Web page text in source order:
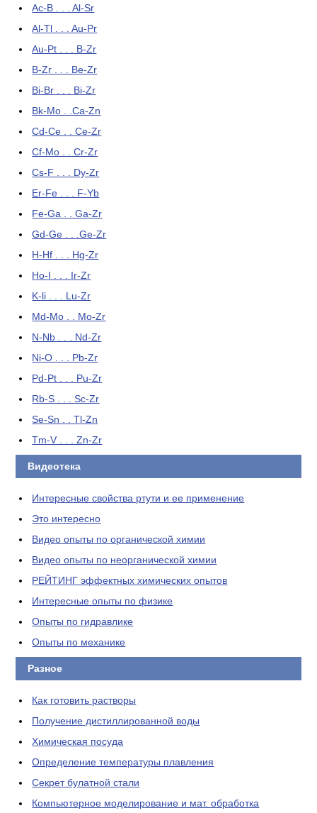
Ac-B . . . Al-Sr
Al-Tl . . . Au-Pr
Au-Pt . . . B-Zr
B-Zr . . . Be-Zr
Bi-Br . . . Bi-Zr
Bk-Mo . .Ca-Zn
Cd-Ce . . Ce-Zr
Cf-Mo . . Cr-Zr
Cs-F . . . Dy-Zr
Er-Fe . . . F-Yb
Fe-Ga . . Ga-Zr
Gd-Ge . . .Ge-Zr
H-Hf . . . Hg-Zr
Ho-I . . . Ir-Zr
K-li . . . Lu-Zr
Md-Mo . . Mo-Zr
N-Nb . . . Nd-Zr
Ni-O . . . Pb-Zr
Pd-Pt . . . Pu-Zr
Rb-S . . . Sc-Zr
Se-Sn . . Tl-Zn
Tm-V . . . Zn-Zr
Видеотека
Интересные свойства ртути и ее применение
Это интересно
Видео опыты по органической химии
Видео опыты по неорганической химии
РЕЙТИНГ эффектных химических опытов
Интересные опыты по физике
Опыты по гидравлике
Опыты по механике
Разное
Как готовить растворы
Получение дистиллированной воды
Химическая посуда
Определение температуры плавления
Секрет булатной стали
Компьютерное моделирование и мат. обработка